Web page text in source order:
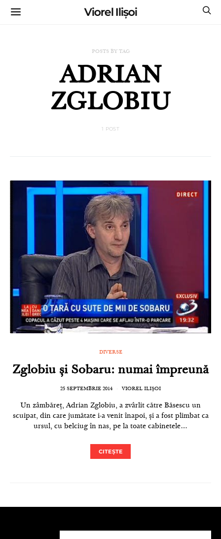
Viorel Ilișoi
POSTS BY TAG
ADRIAN
ZGLOBIU
1 POST
DIVERSE
Zglobiu și Sobaru: numai împreună
25 SEPTEMBRIE 2014 VIOREL ILIȘOI
Un zâmbăreț, Adrian Zglobiu, a zvârlit către Băsescu un
scuipat, din care jumătate i-a venit înapoi, și a fost plimbat ca
ursul, cu belciug în nas, pe la toate cabinetele…
CITEȘTE
CUMPĂRĂ CĂRȚILE MELE CU AUTOGRAF